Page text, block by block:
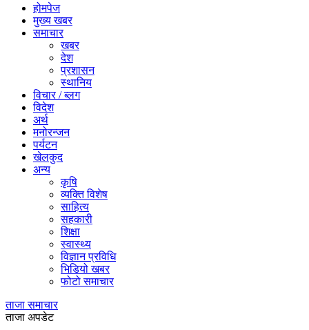
होमपेज
मुख्य खबर
समाचार
खबर
देश
प्रशासन
स्थानिय
विचार / ब्लग
विदेश
अर्थ
मनोरन्जन
पर्यटन
खेलकुद
अन्य
कृषि
व्यक्ति विशेष
साहित्य
सहकारी
शिक्षा
स्वास्थ्य
विज्ञान प्रविधि
भिडियो खबर
फोटो समाचार
ताजा समाचार
ताजा अपडेट